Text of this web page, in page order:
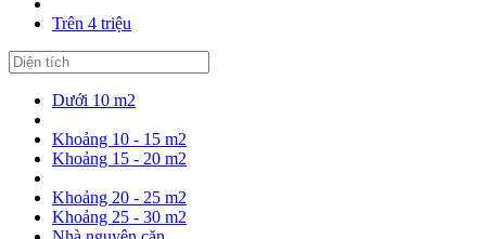
Trên 4 triệu
Dưới 10 m2
Khoảng 10 - 15 m2
Khoảng 15 - 20 m2
Khoảng 20 - 25 m2
Khoảng 25 - 30 m2